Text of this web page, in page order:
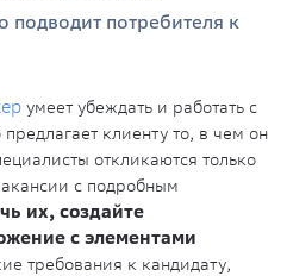
подводит потребителя к
умеет убеждать и работать с
клиенту то, в чем он
откликаются только
с подробным
их, создайте
с элементами
требования к кандидату,